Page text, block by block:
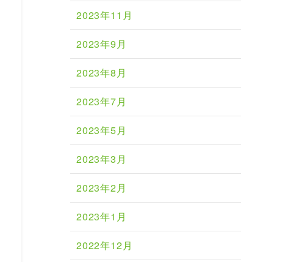
2023年11月
2023年9月
2023年8月
2023年7月
2023年5月
2023年3月
2023年2月
2023年1月
2022年12月